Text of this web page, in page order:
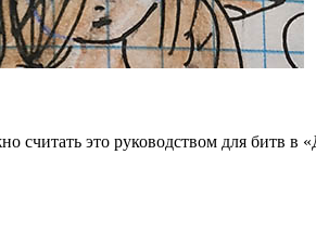
считать это руководством для битв